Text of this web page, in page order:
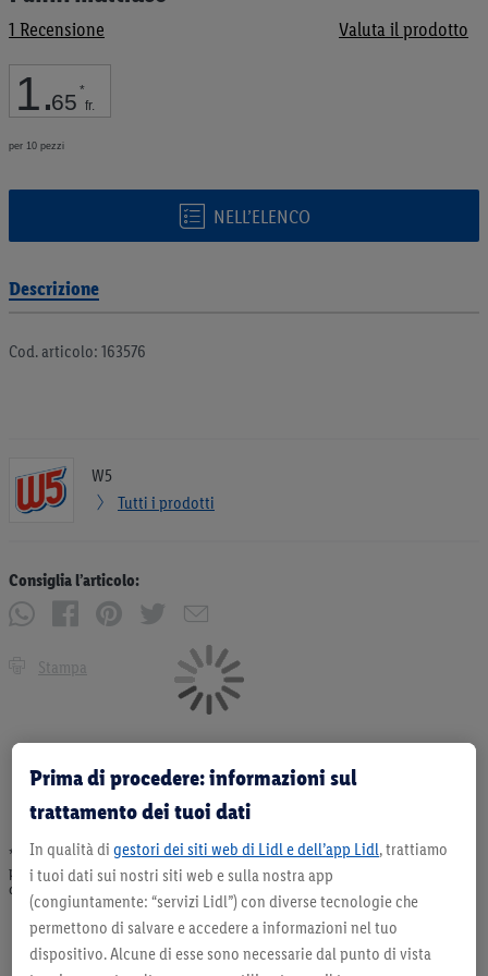
1 Recensione Valuta il prodotto
1.65 *
fr.
per 10 pezzi
NELL’ELENCO
di
Descrizione
Cod. articolo: 163576
W5
Tutti i prodotti
Consiglia l’articolo:
Stampa
* Offerta valida fino ad esaurimento scorte. Tutti i prezzi senza decorazioni. I
prodotti qui reclamizzati, soprattutto quelli non-food, non fanno sempre parte
dell’assortimento. Ill. dimostrativa.
Prima di procedere: informazioni sul
trattamento dei tuoi dati
In qualità di gestori dei siti web di Lidl e dell’app Lidl, trattiamo
i tuoi dati sui nostri siti web e sulla nostra app
(congiuntamente: “servizi Lidl”) con diverse tecnologie che
permettono di salvare e accedere a informazioni nel tuo
dispositivo. Alcune di esse sono necessarie dal punto di vista